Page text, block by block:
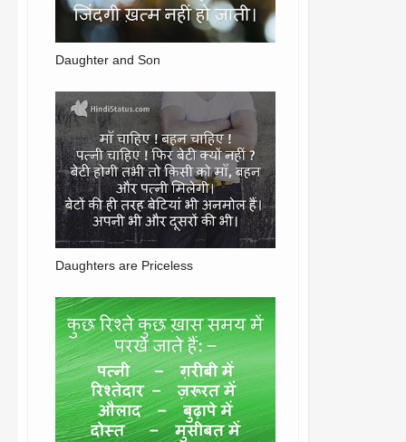
Daughter and Son
Daughters are Priceless